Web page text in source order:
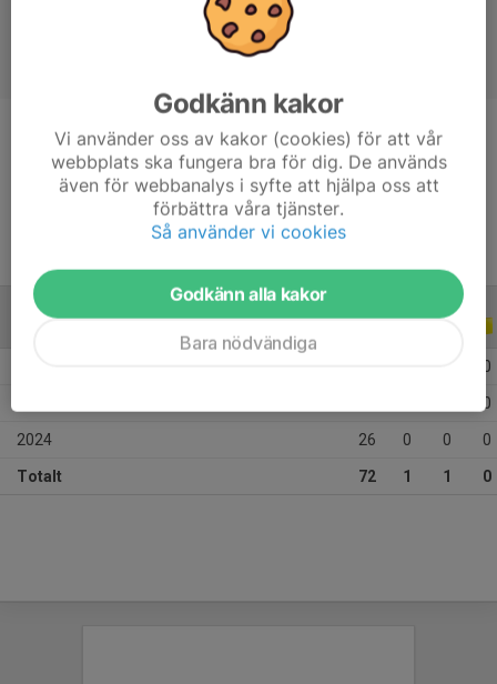
Position
-
12 år
0
0
2024 26 0 0 0
Totalt 72 1 1 0
Godkänn kakor
Vi använder oss av kakor (cookies) för att vår
webbplats ska fungera bra för dig. De används
även för webbanalys i syfte att hjälpa oss att
förbättra våra tjänster.
Så använder vi cookies
Godkänn alla kakor
Bara nödvändiga